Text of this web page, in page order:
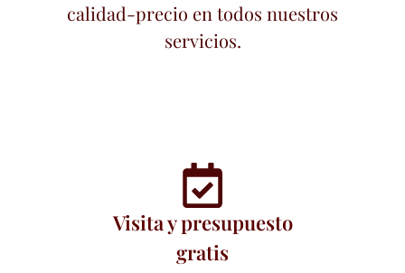
calidad-precio en todos nuestros
servicios.
Visita y presupuesto
gratis